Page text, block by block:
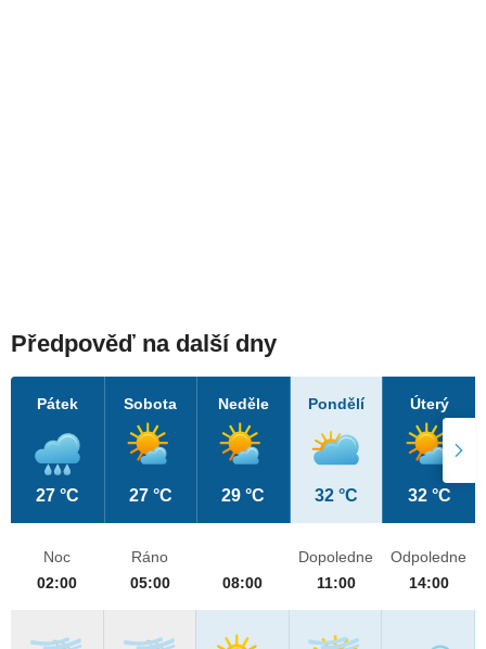
Předpověď na další dny
Pátek
27 °C
Sobota
27 °C
Neděle
29 °C
Pondělí
32 °C
Úterý
32 °C
Noc
02:00
Ráno
05:00
08:00
Dopoledne
11:00
Odpoledne
14:00